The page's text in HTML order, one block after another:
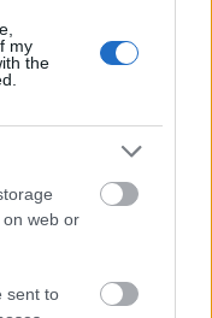
my
the
web or
sent to
Képzési
a
forint
a